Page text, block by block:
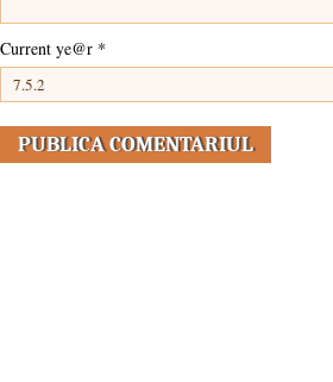
Current ye@r *